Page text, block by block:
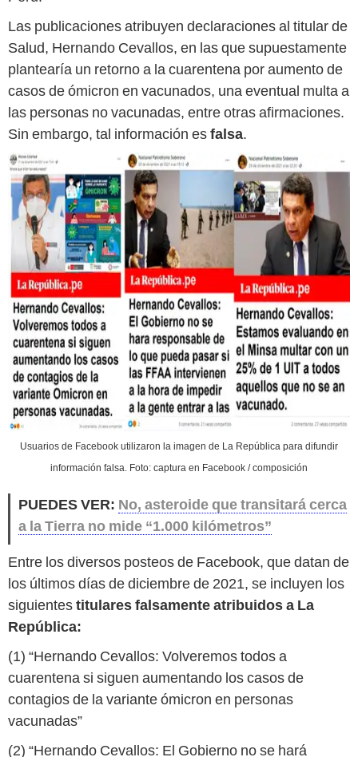
Las publicaciones atribuyen declaraciones al titular de
Salud, Hernando Cevallos, en las que supuestamente
plantearía un retorno a la cuarentena por aumento de
casos de ómicron en vacunados, una eventual multa a
las personas no vacunadas, entre otras afirmaciones.
Sin embargo, tal información esfalsa.
Usuarios de Facebook utilizaron la imagen de La República para difundir
información falsa. Foto: captura en Facebook / composición
PUEDES VER: No, asteroide que transitará cerca
a la Tierra no mide “1.000 kilómetros”
Entre los diversos posteos de Facebook, que datan de
los últimos días de diciembre de 2021, se incluyen los
siguientestitulares falsamente atribuidos a La
República:
(1) “Hernando Cevallos: Volveremos todos a
cuarentena si siguen aumentando los casos de
contagios de la variante ómicron en personas
vacunadas”
(2) “Hernando Cevallos: El Gobierno no se hará